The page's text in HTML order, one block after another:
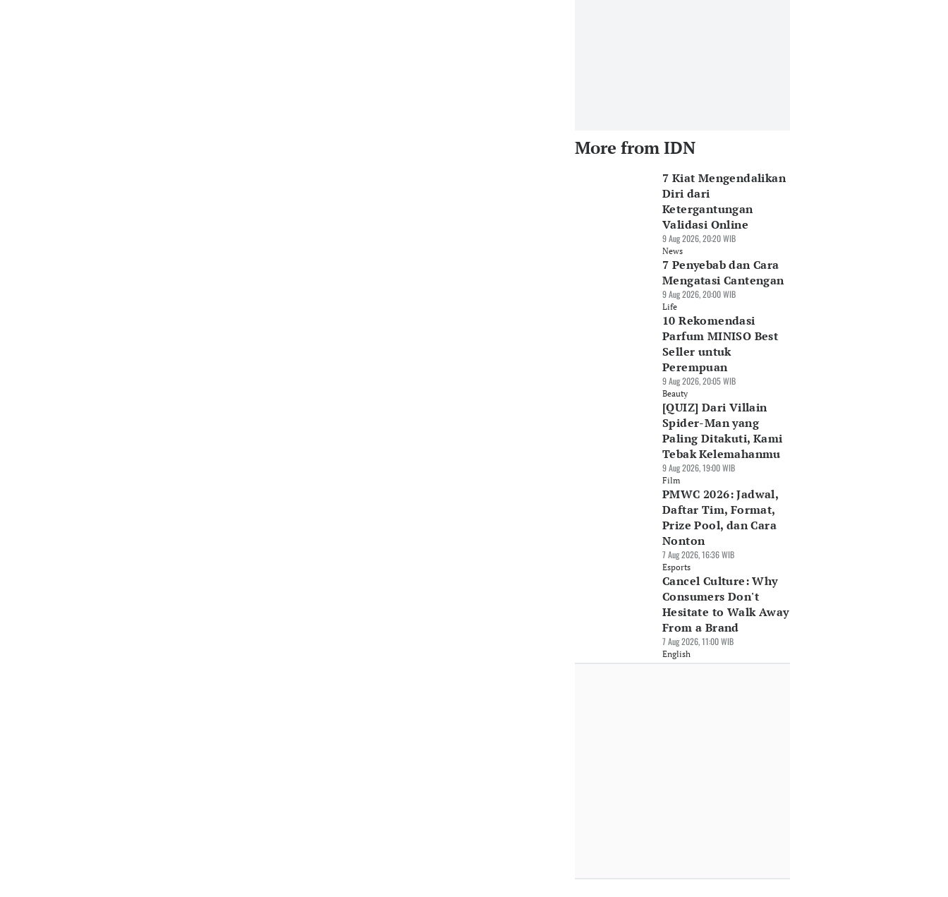
More from IDN
7 Kiat Mengendalikan
Diri dari
Ketergantungan
Validasi Online
9 Aug 2026, 20:20 WIB
News
7 Penyebab dan Cara
Mengatasi Cantengan
9 Aug 2026, 20:00 WIB
Life
10 Rekomendasi
Parfum MINISO Best
Seller untuk
Perempuan
9 Aug 2026, 20:05 WIB
Beauty
[QUIZ] Dari Villain
Spider-Man yang
Paling Ditakuti, Kami
Tebak Kelemahanmu
9 Aug 2026, 19:00 WIB
Film
PMWC 2026: Jadwal,
Daftar Tim, Format,
Prize Pool, dan Cara
Nonton
7 Aug 2026, 16:36 WIB
Esports
Cancel Culture: Why
Consumers Don't
Hesitate to Walk Away
From a Brand
7 Aug 2026, 11:00 WIB
English